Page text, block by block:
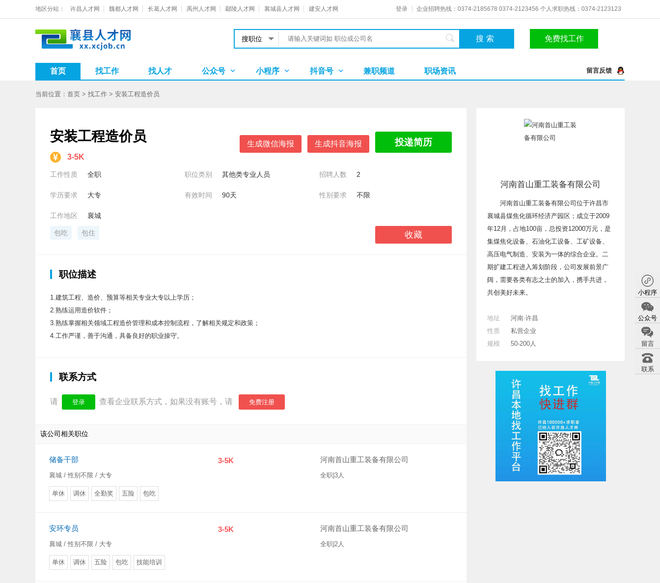
地区分站： 许昌人才网 魏都人才网 长葛人才网 禹州人才网 鄢陵人才网 襄城县人才网 建安人才网 登录 企业招聘热线：0374-2185678 0374-2123456 个人求职热线：0374-2123123
搜职位 搜索 免费找工作
留言反馈
首页 找工作 找人才 公众号 小程序 抖音号 兼职频道 职场资讯
当前位置： 首页 > 找工作 > 安装工程造价员
安装工程造价员
3-5K
投递简历
生成抖音海报
生成微信海报
工作性质 全职 职位类别 其他类专业人员 招聘人数 2
学历要求 大专 有效时间 90天 性别要求 不限
工作地区 襄城
收藏
包吃 包住
职位描述
1.建筑工程、造价、预算等相关专业大专以上学历；
2.熟练运用造价软件；
3.熟练掌握相关领域工程造价管理和成本控制流程，了解相关规定和政策；
4.工作严谨，善于沟通，具备良好的职业操守。
联系方式
请 登录 查看企业联系方式，如果没有账号，请 免费注册
该公司相关职位
储备干部 3-5K 河南首山重工装备有限公司
襄城 / 性别不限 / 大专 全职|3人
单休 调休 全勤奖 五险 包吃
安环专员 3-5K 河南首山重工装备有限公司
襄城 / 性别不限 / 大专 全职|2人
单休 调休 五险 包吃 技能培训
河南首山重工装备有限公司
河南首山重工装备有限公司位于许昌市
襄城县煤焦化循环经济产园区；成立于2009
年12月，占地100亩，总投资12000万元，是
集煤焦化设备、石油化工设备、工矿设备、
高压电气制造、安装为一体的综合企业。二
期扩建工程进入筹划阶段，公司发展前景广
阔，需要各类有志之士的加入，携手共进，
共创美好未来。
地址
河南·许昌
性质
私营企业
规模
50-200人
小程序
公众号
留言
联系